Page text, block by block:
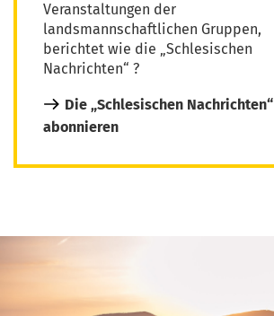
Veranstaltungen der
landsmannschaftlichen Gruppen,
berichtet wie die „Schlesischen
Nachrichten“ ?
Die „Schlesischen Nachrichten“
abonnieren